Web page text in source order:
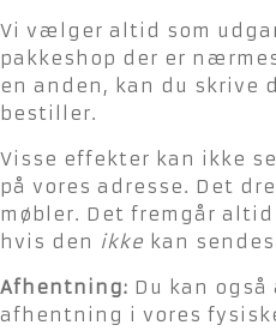
Vi vælger altid som
pakkeshop der er
en anden, kan du skrive
bestiller.
Visse effekter kan ikke
på vores adresse. Det
møbler. Det fremgår
hvis den ikke kan
Afhentning: Du kan
afhentning i vores